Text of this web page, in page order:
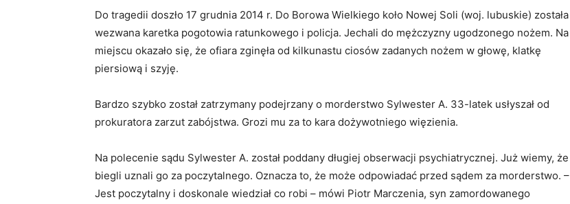
Do tragedii doszło 17 grudnia 2014 r. Do Borowa Wielkiego koło Nowej Soli (woj. lubuskie) została
wezwana karetka pogotowia ratunkowego i policja. Jechali do mężczyzny ugodzonego nożem. Na
miejscu okazało się, że ofiara zginęła od kilkunastu ciosów zadanych nożem w głowę, klatkę
piersiową i szyję.
Bardzo szybko został zatrzymany podejrzany o morderstwo Sylwester A. 33-latek usłyszał od
prokuratora zarzut zabójstwa. Grozi mu za to kara dożywotniego więzienia.
Na polecenie sądu Sylwester A. został poddany długiej obserwacji psychiatrycznej. Już wiemy, że
biegli uznali go za poczytalnego. Oznacza to, że może odpowiadać przed sądem za morderstwo. –
Jest poczytalny i doskonale wiedział co robi – mówi Piotr Marczenia, syn zamordowanego